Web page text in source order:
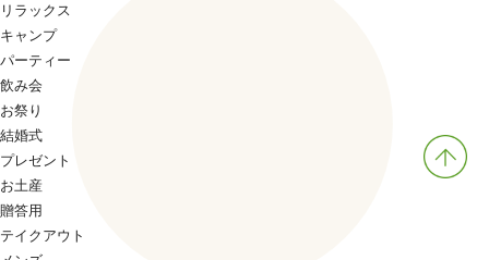
リラックス
キャンプ
パーティー
飲み会
お祭り
結婚式
プレゼント
お土産
贈答用
テイクアウト